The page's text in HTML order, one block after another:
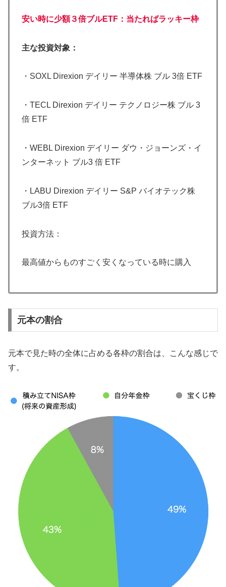
安い時に少額３倍ブルETF：当たればラッキー枠
主な投資対象：
・SOXL Direxion デイリー 半導体株 ブル 3倍 ETF
・TECL Direxion デイリー テクノロジー株 ブル 3
倍 ETF
・WEBL Direxion デイリー ダウ・ジョーンズ・イ
ンターネット ブル3 倍 ETF
・LABU Direxion デイリー S&P バイオテック株
ブル3倍 ETF
投資方法：
最高値からものすごく安くなっている時に購入
元本の割合
元本で見た時の全体に占める各枠の割合は、こんな感じで
す。